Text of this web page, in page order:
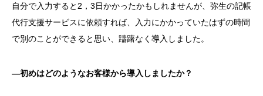
自分で入力すると 2 ， 3日かかったかもしれませんが、弥生の記帳
代行支援サービスに依頼すれば、入力にかかっていたはずの時間
で別のことができると思い、躊躇なく導入しました。
―初めはどのようなお客様から導入しましたか？